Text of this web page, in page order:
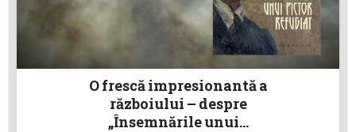
O frescă impresionantă a
războiului – despre
„Însemnările unui...